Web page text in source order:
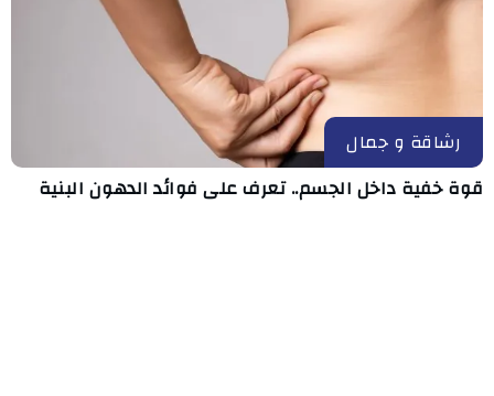
رشاقة و جمال
قوة خفية داخل الجسم.. تعرف على فوائد الدهون البنية